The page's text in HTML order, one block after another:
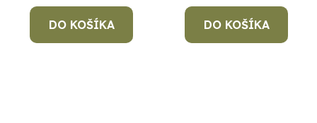
DO KOŠÍKA DO KOŠÍKA